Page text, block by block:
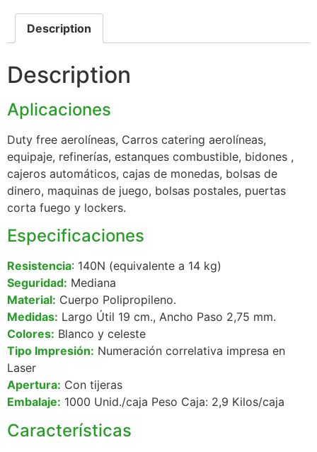
Description
Description
Aplicaciones
Duty free aerolíneas, Carros catering aerolíneas,
equipaje, refinerías, estanques combustible, bidones ,
cajeros automáticos, cajas de monedas, bolsas de
dinero, maquinas de juego, bolsas postales, puertas
corta fuego y lockers.
Especificaciones
Resistencia: 140N (equivalente a 14 kg)
Seguridad: Mediana
Material: Cuerpo Polipropileno.
Medidas: Largo Útil 19 cm., Ancho Paso 2,75 mm.
Colores: Blanco y celeste
Tipo Impresión: Numeración correlativa impresa en
Laser
Apertura: Con tijeras
Embalaje: 1000 Unid./caja Peso Caja: 2,9 Kilos/caja
Características